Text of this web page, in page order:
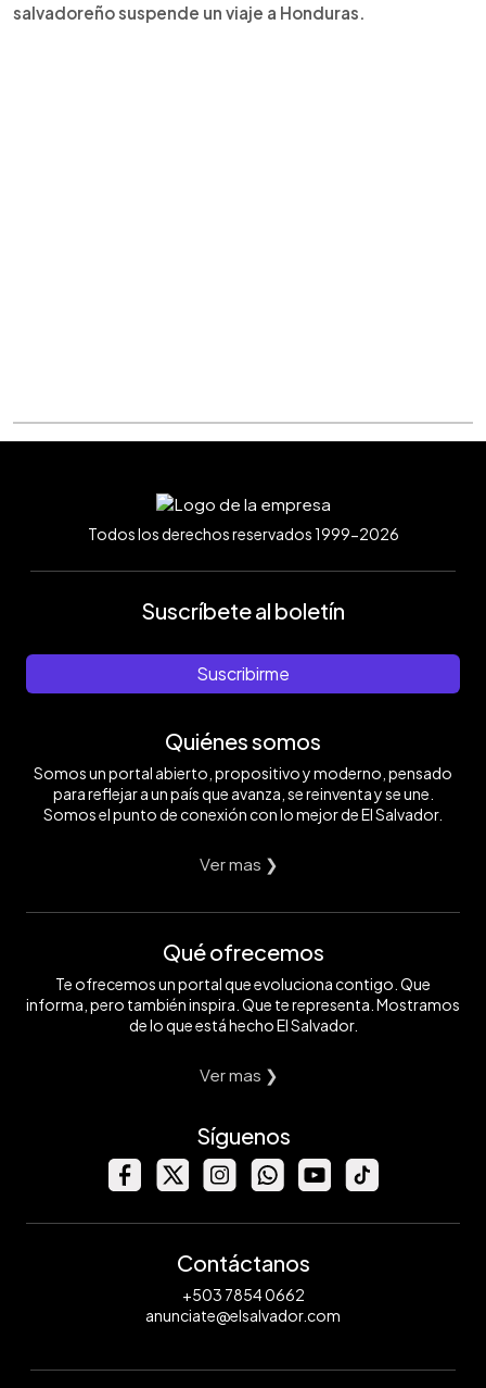
salvadoreño suspende un viaje a Honduras.
Todos los derechos reservados 1999-2026
Suscríbete al boletín
Suscribirme
Quiénes somos
Somos un portal abierto, propositivo y moderno, pensado
para reflejar a un país que avanza, se reinventa y se une.
Somos el punto de conexión con lo mejor de El Salvador.
Ver mas ❯
Qué ofrecemos
Te ofrecemos un portal que evoluciona contigo. Que
informa, pero también inspira. Que te representa. Mostramos
de lo que está hecho El Salvador.
Ver mas ❯
Síguenos
Contáctanos
+503 7854 0662
anunciate@elsalvador.com